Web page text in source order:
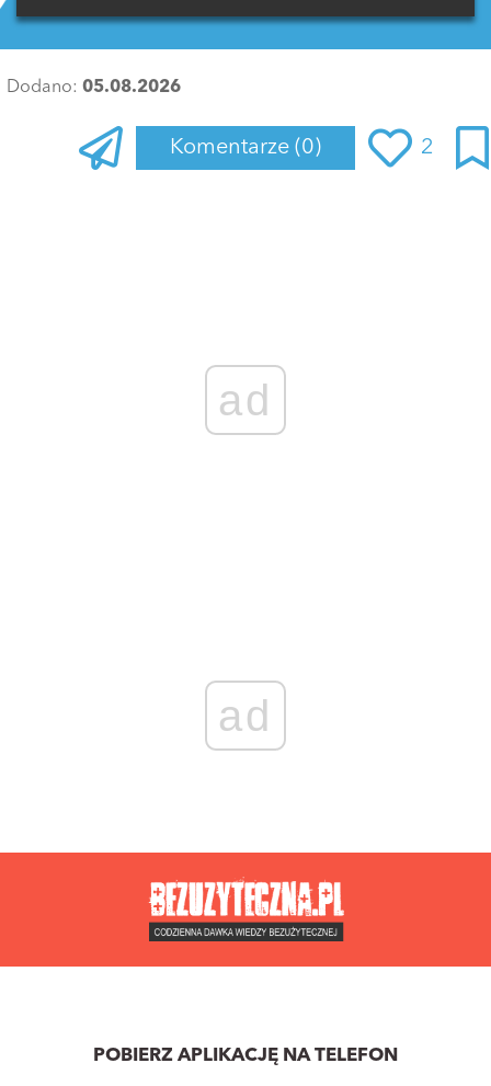
Dodano: 05.08.2026
Komentarze (0) 2
ad
ad
POBIERZ APLIKACJĘ NA TELEFON